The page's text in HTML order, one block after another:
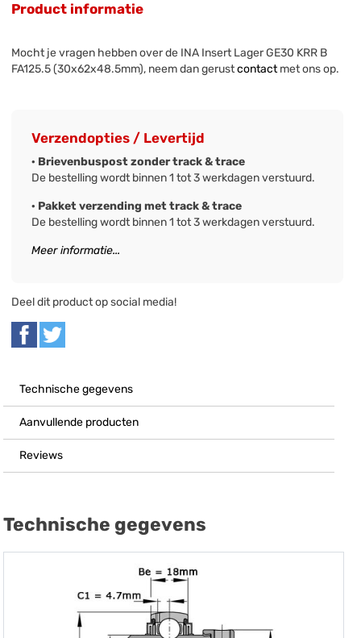
Product informatie
Mocht je vragen hebben over de INA Insert Lager GE30 KRR B
FA125.5 (30x62x48.5mm), neem dan gerustcontactmet ons op.
Verzendopties / Levertijd
· Brievenbuspost zonder track & trace
De bestelling wordt binnen 1 tot 3 werkdagen verstuurd.
· Pakket verzending met track & trace
De bestelling wordt binnen 1 tot 3 werkdagen verstuurd.
Meer informatie...
Deel dit product op social media!
Technische gegevens
Aanvullende producten
Reviews
Technische gegevens